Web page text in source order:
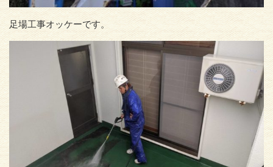
足場工事オッケーです。